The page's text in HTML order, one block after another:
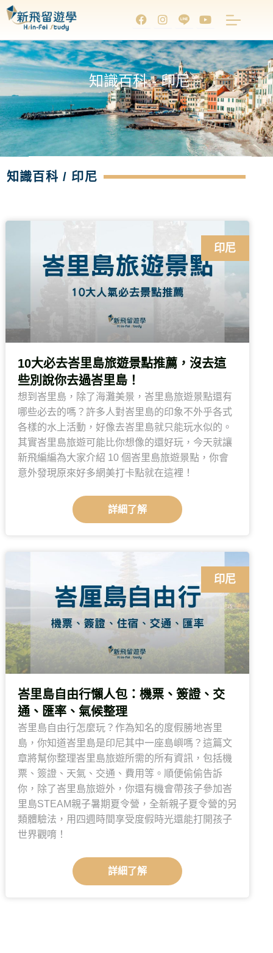
知識百科 - 印尼
知識百科 / 印尼
印尼
10大必去峇里島旅遊景點推薦，沒去這
些別說你去過峇里島！
想到峇里島，除了海灘美景，峇里島旅遊景點還有
哪些必去的嗎？許多人對峇里島的印象不外乎各式
各樣的水上活動，好像去峇里島就只能玩水似的。
其實峇里島旅遊可能比你想像的還好玩，今天就讓
新飛編編為大家介紹 10 個峇里島旅遊景點，你會
意外發現原來好多網美打卡點就在這裡！
詳細了解
印尼
峇里島自由行懶人包：機票、簽證、交
通、匯率、氣候整理
峇里島自由行怎麼玩？作為知名的度假勝地峇里
島，你知道峇里島是印尼其中一座島嶼嗎？這篇文
章將幫你整理峇里島旅遊所需的所有資訊，包括機
票、簽證、天氣、交通、費用等。順便偷偷告訴
你，除了峇里島旅遊外，你還有機會帶孩子參加峇
里島STEAM親子暑期夏令營，全新親子夏令營的另
類體驗法，用四週時間享受度假時光還能打開孩子
世界觀唷！
詳細了解